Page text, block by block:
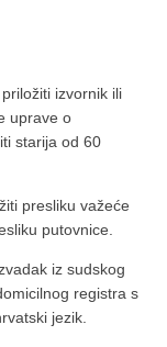
izvornik ili
uprave o
starija od 60
presliku važeće
putovnice.
iz sudskog
registra s
jezik.